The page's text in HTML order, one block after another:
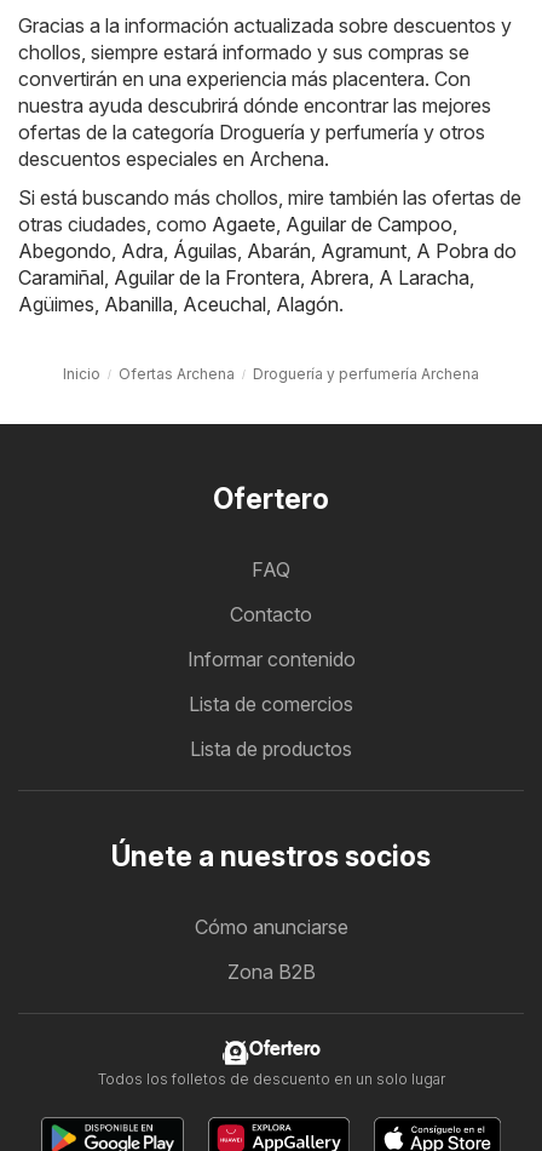
Gracias a la información actualizada sobre descuentos y
chollos, siempre estará informado y sus compras se
convertirán en una experiencia más placentera. Con
nuestra ayuda descubrirá dónde encontrar las mejores
ofertas de la categoría Droguería y perfumería y otros
descuentos especiales en Archena.
Si está buscando más chollos, mire también las ofertas de
otras ciudades, como Agaete Aguilar de Campoo
Abegondo Adra Águilas Abarán Agramunt A Pobra do
Caramiñal Aguilar de la Frontera Abrera A Laracha
Agüimes Abanilla Aceuchal Alagón.
Inicio Ofertas Archena Droguería y perfumería Archena
Ofertero
FAQ
Contacto
Informar contenido
Lista de comercios
Lista de productos
Únete a nuestros socios
Cómo anunciarse
Zona B2B
Ofertero
Todos los folletos de descuento en un solo lugar